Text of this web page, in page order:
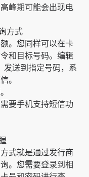
峰期可能会出现电
方式
。您同样可以在卡
和目标号码。编辑
发送到指定号码，系
。
要手机支持短信功
式就是通过发行商
。您需要登录到相